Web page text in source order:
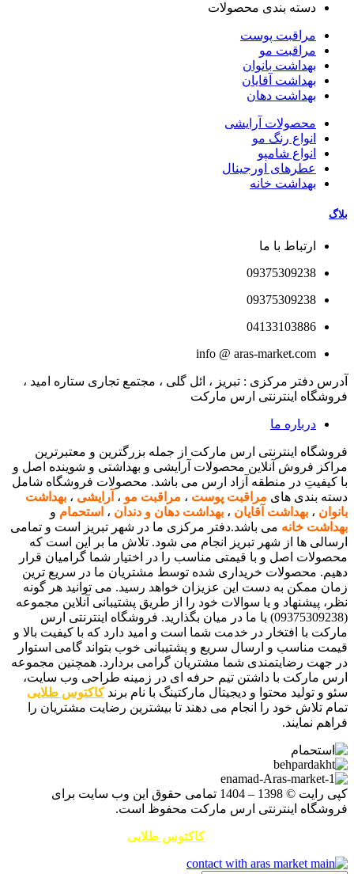
دسته بندی محصولات
مراقبت پوست
مراقبت مو
بهداشت بانوان
بهداشت آقایان
بهداشت دهان
محصولات آرایشی
انواع رنگ مو
انواع شامپو
عطرهای اورجینال
بهداشت خانه
بلاگ
ارتباط با ما
09375309238
09375309238
04133103886
info @ aras-market.com
آدرس دفتر مرکزی : تبریز ، ائل گلی ، مجتمع تجاری ستاره امید ،
فروشگاه اینترنتی ارس مارکت
درباره ما
فروشگاه اینترنتی ارس مارکت از جمله بزرگترین و معتبرترین
مراکز فروش آنلاین محصولات آرایشی و بهداشتی و شوینده اصل و
با کیفیتِ در منطقه آزاد ارس می باشد. محصولات فروشگاه شامل
دسته بندی های مراقبت پوست ، مراقبت مو ، آرایشی ، بهداشت
بانوان ، بهداشت آقایان ، بهداشت دهان و دندان ، استحمام و
بهداشت خانه می باشد.دفتر مرکزی ما در شهر تبریز است و تمامی
ارسالی ها از شهر تبریز انجام می شود. تلاش ما بر این است که
محصولات اصل و با قیمتی مناسب را در اختیار شما گرامیان قرار
دهیم. محصولات خریداری شده توسط مشتریان ما در سریع ترین
زمان ممکن به دست این عزیزان خواهد رسید. می توانید هر گونه
نظر، پیشنهاد و یا سوالات خود را از طریق پشتیبانی آنلاین مجموعه
(09375309238) با ما در میان بگذارید. فروشگاه اینترنتی ارس
مارکت با افتخار در خدمت شما است و امید دارد که با کیفیت بالا و
قیمت مناسب و ارسال سریع و پشتیبانی خوب بتواند گامی استوار
در جهت رضایتمندی شما مشتریان گرامی بردارد. همچنین مجموعه
ارس مارکت با داشتن تیم حرفه ای در زمینه طراحی وب سایت،
سئو و تولید محتوا و دیجیتال مارکتینگ با نام برند کاکتوس طلایی
تمام تلاش خود را انجام می دهند تا بیشترین رضایت مشتریان را
فراهم نمایند.
کپی رایت © 1398 – 1404 تمامی حقوق این وب سایت برای
فروشگاه اینترنتی ارس مارکت محفوظ است.
کاکتوس طلایی